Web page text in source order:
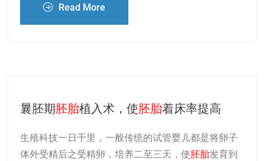
Read More
曩胚期胚胎植入术，使胚胎着床率提高
生殖科技一日千里，一般传统的试管婴儿都是将卵子
体外受精后之受精卵，培养二至三天，使胚胎发育到